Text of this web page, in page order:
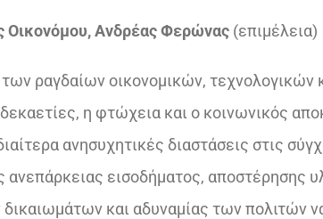
Οικονόμου, Ανδρέας Φερώνας(επιμέλεια)
των ραγδαίων οικονομικών,
η φτώχεια και ο κοινωνικός
ανησυχητικές διαστάσεις στις
ανεπάρκειας εισοδήματος, αποστέρησης
και αδυναμίας των πολιτών